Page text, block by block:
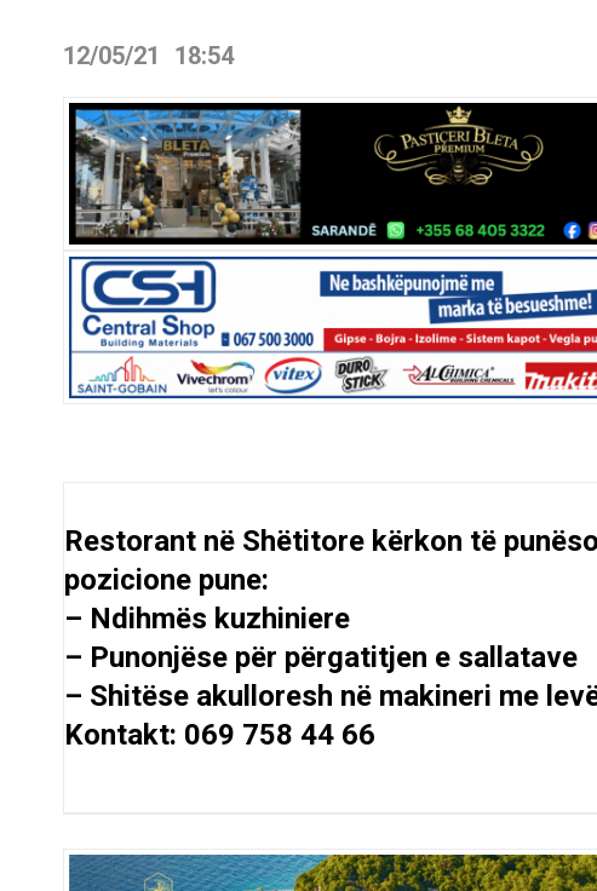
12/05/21 18:54
Restorant në Shëtitore kërkon të
pozicione pune:
– Ndihmës kuzhiniere
– Punonjëse për përgatitjen e sallatave
– Shitëse akulloresh në makineri me
Kontakt: 069 758 44 66